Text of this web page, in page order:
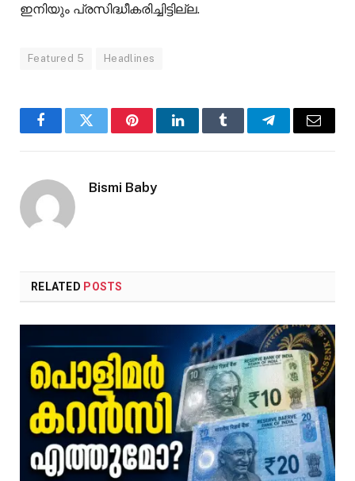
ഇനിയും പ്രസിദ്ധീകരിച്ചിട്ടില്ല.
Featured 5 Headlines
FacebookTwitter PinterestLinkedInTumblr TelegramEmail
Bismi Baby
RELATED POSTS